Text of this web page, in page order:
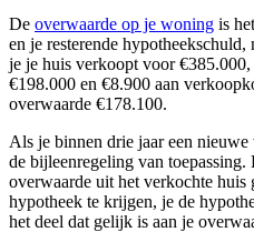
De overwaarde op je woning is
en je resterende
je je huis verkoopt voor
€198.000 en €8.900 aan
overwaarde €178.100.
Als je binnen drie jaar een
de bijleenregeling van toepassing.
overwaarde uit het verkochte huis
hypotheek te krijgen, je de
het deel dat gelijk is aan je